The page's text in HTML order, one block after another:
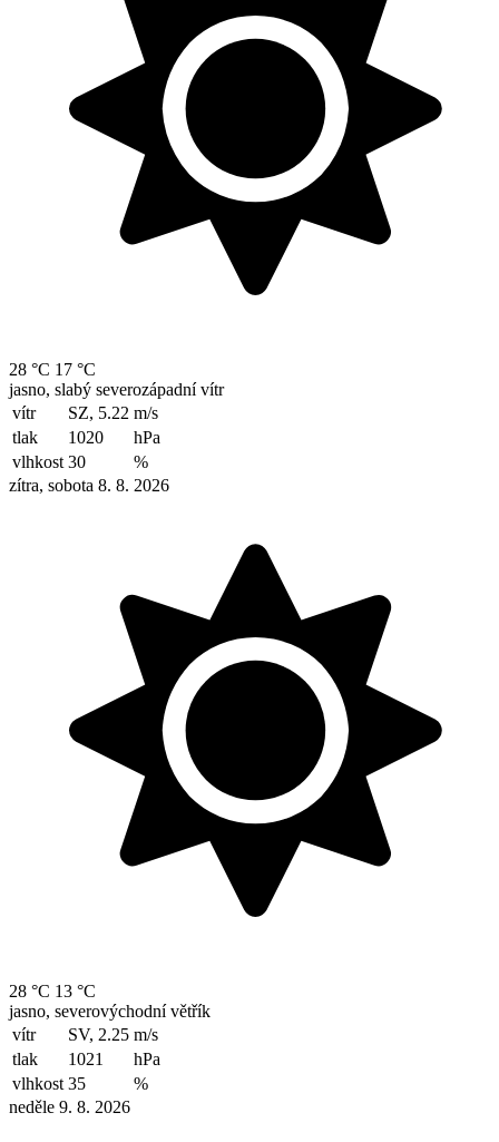
28 °C 17 °C
jasno, slabý severozápadní vítr
vítr
SZ, 5.22 m/s
tlak
1020
hPa
vlhkost 30
%
zítra, sobota 8. 8. 2026
28 °C 13 °C
jasno, severovýchodní větřík
vítr
SV, 2.25 m/s
tlak
1021
hPa
vlhkost 35
%
neděle 9. 8. 2026